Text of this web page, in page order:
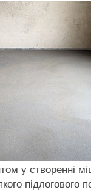
у створенні
підлогового